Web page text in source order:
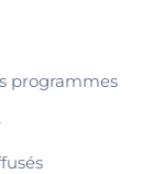
programmes